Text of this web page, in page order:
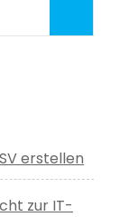
erstellen
zur IT-